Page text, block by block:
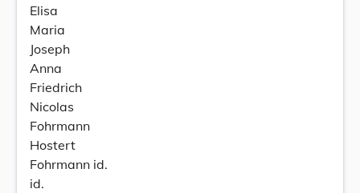
Elisa
Maria
Joseph
Anna
Friedrich
Nicolas
Fohrmann
Hostert
Fohrmann id.
id.